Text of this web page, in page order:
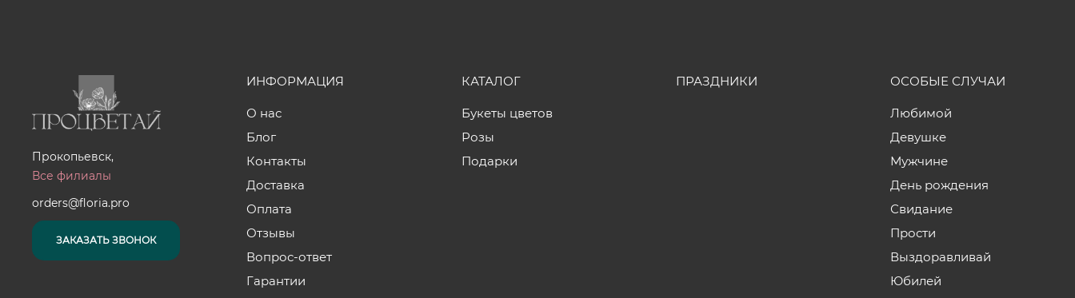
Прокопьевск,
Все филиалы
orders@floria.pro
ЗАКАЗАТЬ ЗВОНОК
ИНФОРМАЦИЯ
О нас
Блог
Контакты
Доставка
Оплата
Отзывы
Вопрос-ответ
Гарантии
КАТАЛОГ
Букеты цветов
Розы
Подарки
ПРАЗДНИКИ ОСОБЫЕ СЛУЧАИ
Любимой
Девушке
Мужчине
День рождения
Свидание
Прости
Выздоравливай
Юбилей